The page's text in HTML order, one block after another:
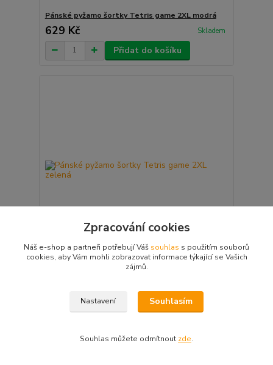
Pánské pyžamo šortky Tetris game 2XL modrá
629 Kč Skladem
Přidat do košíku
Pánské pyžamo šortky Tetris game 2XL zelená
Přidat do košíku
Zpracování cookies
Náš e-shop a partneři potřebují Váš souhlas s použitím souborů
cookies, aby Vám mohli zobrazovat informace týkající se Vašich
zájmů.
Nastavení Souhlasím
Souhlas můžete odmítnout zde.